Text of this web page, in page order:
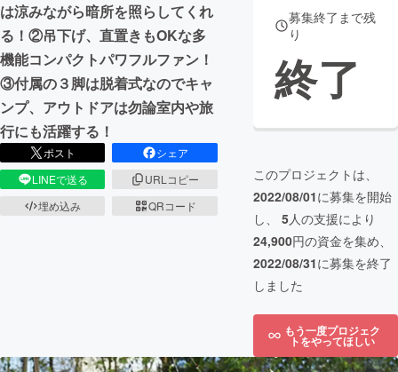
は涼みながら暗所を照らしてくれ
る！②吊下げ、直置きもOKな多
機能コンパクトパワフルファン！
③付属の３脚は脱着式なのでキャ
ンプ、アウトドアは勿論室内や旅
行にも活躍する！
ポスト
シェア
LINEで送る
URLコピー
埋め込み
QRコード
募集終了まで残
り
終了
このプロジェクトは、
2022/08/01に募集を開始
し、 5人の支援により
24,900円の資金を集め、
2022/08/31に募集を終了
しました
もう一度プロジェク
トをやってほしい